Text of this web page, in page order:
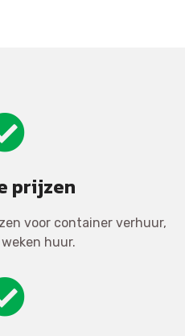
prijzen
voor container verhuur,
huur.